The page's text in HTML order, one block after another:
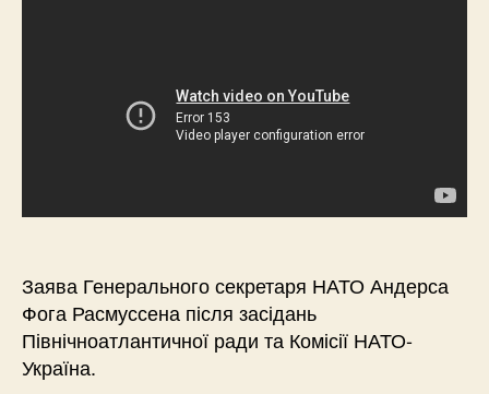
Заява Генерального секретаря НАТО Андерса
Фога Расмуссена після засідань
Північноатлантичної ради та Комісії НАТО-
Україна.